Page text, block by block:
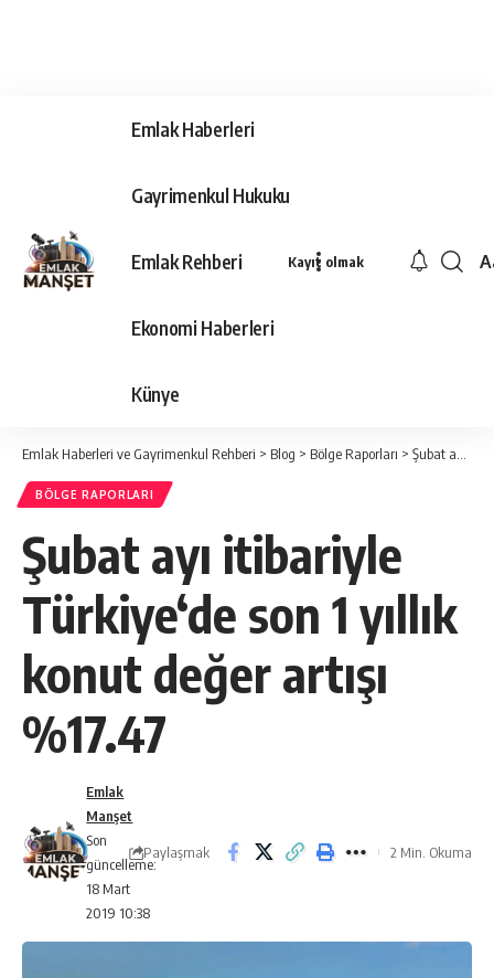
Emlak Haberleri
Gayrimenkul Hukuku
Emlak Rehberi
Ekonomi Haberleri
Künye
Kayıt olmak
Emlak Haberleri ve Gayrimenkul Rehberi > Blog > Bölge Raporları > Şubat ayı itibariyle Türkiye‘de son 1 yıllık konut değer artışı %17.47
BÖLGE RAPORLARI
Şubat ayı itibariyle
Türkiye‘de son 1 yıllık
konut değer artışı
%17.47
Son
güncelleme:
18 Mart
2019 10:38
Emlak
Manşet
Paylaşmak 2 Min. Okuma